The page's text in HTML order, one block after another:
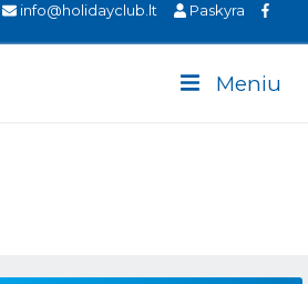
info@holidayclub.lt Paskyra
Meniu